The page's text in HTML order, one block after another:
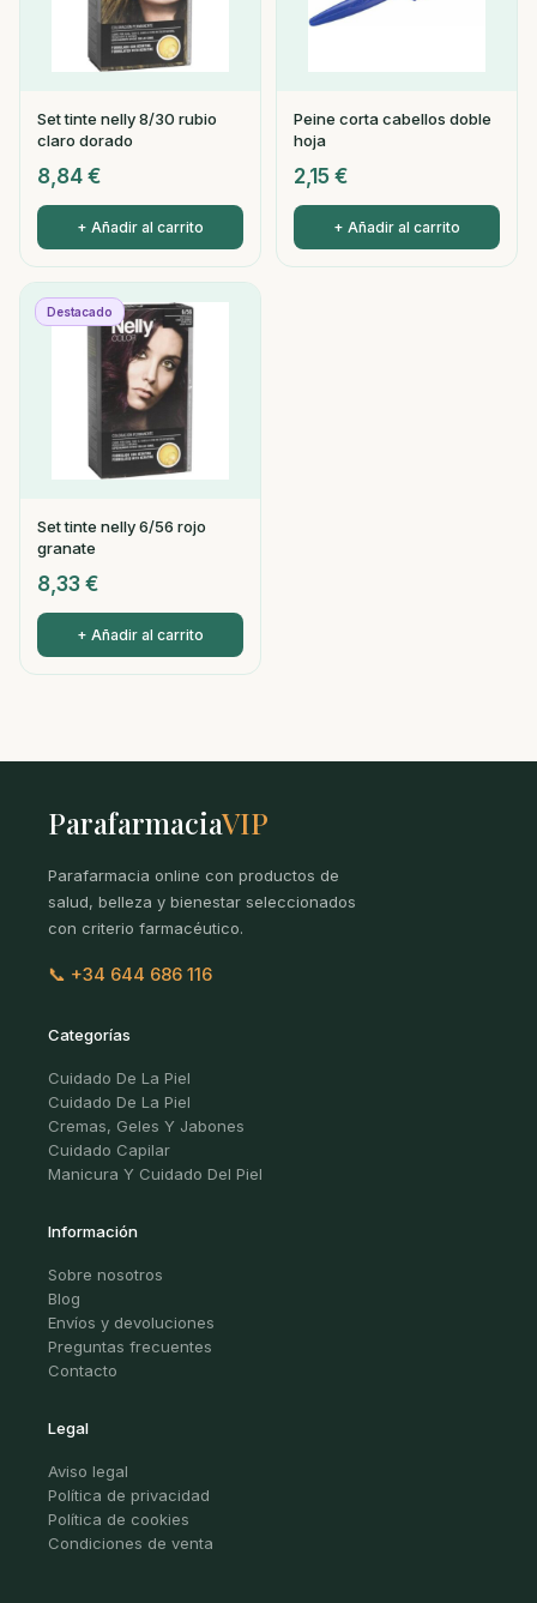
Set tinte nelly 8/30 rubio
claro dorado
8,84 €
+ Añadir al carrito
Peine corta cabellos doble
hoja
2,15 €
+ Añadir al carrito
Destacado
Set tinte nelly 6/56 rojo
granate
8,33 €
+ Añadir al carrito
ParafarmaciaVIP
Parafarmacia online con productos de
salud, belleza y bienestar seleccionados
con criterio farmacéutico.
📞 +34 644 686 116
Categorías
Cuidado De La Piel
Cuidado De La Piel
Cremas, Geles Y Jabones
Cuidado Capilar
Manicura Y Cuidado Del Piel
Información
Sobre nosotros
Blog
Envíos y devoluciones
Preguntas frecuentes
Contacto
Legal
Aviso legal
Política de privacidad
Política de cookies
Condiciones de venta